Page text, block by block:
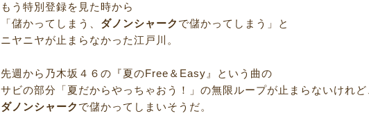
もう特別登録を見た時から
「儲かってしまう、 ダノンシャーク で儲かってしまう」と
ニヤニヤが止まらなかった江戸川。
先週から乃木坂４６の『夏のFree＆Easy』という曲の
サビの部分「夏だからやっちゃおう！」の無限ループが止まらないけれど
ダノンシャーク で儲かってしまいそうだ。